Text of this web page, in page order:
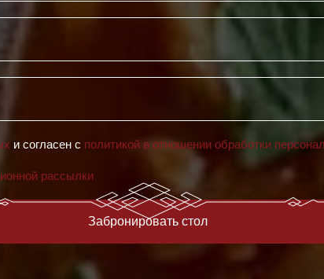
и согласен с политикой в отношении обработки
рассылки
Забронировать стол